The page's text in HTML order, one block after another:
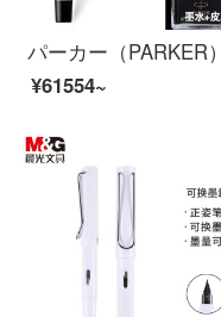
¥61554~